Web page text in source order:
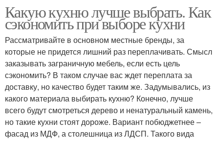
Какую кухню лучше выбрать. Как
сэкономить при выборе кухни
Рассматривайте в основном местные бренды, за
которые не придется лишний раз переплачивать. Смысл
заказывать заграничную мебель, если есть цель
сэкономить? В таком случае вас ждет переплата за
доставку, но качество будет таким же. Задумывались, из
какого материала выбирать кухню? Конечно, лучше
всего будут смотреться дерево и ненатуральный камень,
но такие кухни стоят дороже. Вариант побюджетнее –
фасад из МДФ, а столешница из ЛДСП. Такого вида